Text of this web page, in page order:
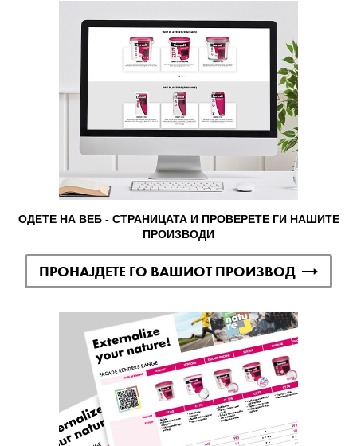
ОДЕТЕ НА ВЕБ - СТРАНИЦАТА И ПРОВЕРЕТЕ ГИ НАШИТЕ
ПРОИЗВОДИ
ПРОНАЈДЕТЕ ГО ВАШИОТ ПРОИЗВОД